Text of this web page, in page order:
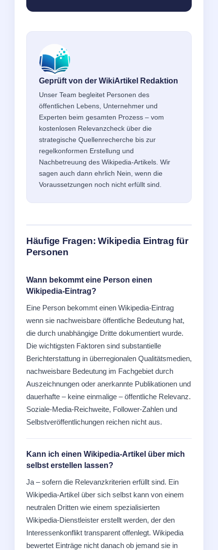
Geprüft von der WikiArtikel Redaktion
Unser Team begleitet Personen des
öffentlichen Lebens, Unternehmer und
Experten beim gesamten Prozess – vom
kostenlosen Relevanzcheck über die
strategische Quellenrecherche bis zur
regelkonformen Erstellung und
Nachbetreuung des Wikipedia-Artikels. Wir
sagen auch dann ehrlich Nein, wenn die
Voraussetzungen noch nicht erfüllt sind.
Häufige Fragen: Wikipedia Eintrag für
Personen
Wann bekommt eine Person einen
Wikipedia-Eintrag?
Eine Person bekommt einen Wikipedia-Eintrag
wenn sie nachweisbare öffentliche Bedeutung hat,
die durch unabhängige Dritte dokumentiert wurde.
Die wichtigsten Faktoren sind substantielle
Berichterstattung in überregionalen Qualitätsmedien,
nachweisbare Bedeutung im Fachgebiet durch
Auszeichnungen oder anerkannte Publikationen und
dauerhafte – keine einmalige – öffentliche Relevanz.
Soziale-Media-Reichweite, Follower-Zahlen und
Selbstveröffentlichungen reichen nicht aus.
Kann ich einen Wikipedia-Artikel über mich
selbst erstellen lassen?
Ja – sofern die Relevanzkriterien erfüllt sind. Ein
Wikipedia-Artikel über sich selbst kann von einem
neutralen Dritten wie einem spezialisierten
Wikipedia-Dienstleister erstellt werden, der den
Interessenkonflikt transparent offenlegt. Wikipedia
bewertet Einträge nicht danach ob jemand sie in